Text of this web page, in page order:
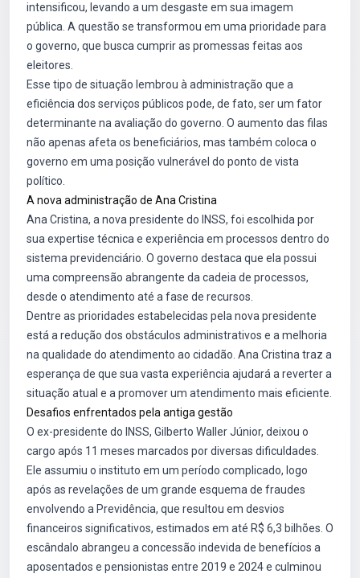
intensificou, levando a um desgaste em sua imagem
pública. A questão se transformou em uma prioridade para
o governo, que busca cumprir as promessas feitas aos
eleitores.
Esse tipo de situação lembrou à administração que a
eficiência dos serviços públicos pode, de fato, ser um fator
determinante na avaliação do governo. O aumento das filas
não apenas afeta os beneficiários, mas também coloca o
governo em uma posição vulnerável do ponto de vista
político.
A nova administração de Ana Cristina
Ana Cristina, a nova presidente do INSS, foi escolhida por
sua expertise técnica e experiência em processos dentro do
sistema previdenciário. O governo destaca que ela possui
uma compreensão abrangente da cadeia de processos,
desde o atendimento até a fase de recursos.
Dentre as prioridades estabelecidas pela nova presidente
está a redução dos obstáculos administrativos e a melhoria
na qualidade do atendimento ao cidadão. Ana Cristina traz a
esperança de que sua vasta experiência ajudará a reverter a
situação atual e a promover um atendimento mais eficiente.
Desafios enfrentados pela antiga gestão
O ex-presidente do INSS, Gilberto Waller Júnior, deixou o
cargo após 11 meses marcados por diversas dificuldades.
Ele assumiu o instituto em um período complicado, logo
após as revelações de um grande esquema de fraudes
envolvendo a Previdência, que resultou em desvios
financeiros significativos, estimados em até R$ 6,3 bilhões. O
escândalo abrangeu a concessão indevida de benefícios a
aposentados e pensionistas entre 2019 e 2024 e culminou